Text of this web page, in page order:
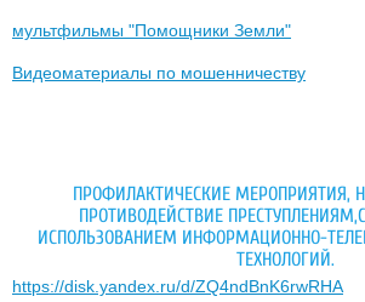
мультфильмы "Помощники Земли"
Видеоматериалы по мошенничеству
ПРОФИЛАКТИЧЕСКИЕ МЕРОПРИЯТИЯ,
ПРОТИВОДЕЙСТВИЕ
ИСПОЛЬЗОВАНИЕМ ИНФОРМАЦИОННО-
ТЕХНОЛОГИЙ.
https://disk.yandex.ru/d/ZQ4ndBnK6rwRHA